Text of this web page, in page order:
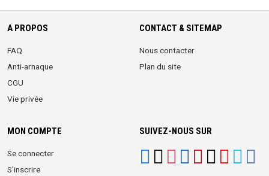
A PROPOS
FAQ
Anti-arnaque
CGU
Vie privée
CONTACT & SITEMAP
Nous contacter
Plan du site
MON COMPTE
Se connecter
S'inscrire
SUIVEZ-NOUS SUR